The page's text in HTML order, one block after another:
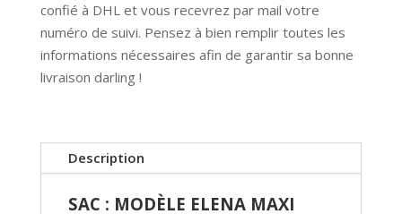
confié à DHL et vous recevrez par mail votre
numéro de suivi. Pensez à bien remplir toutes les
informations nécessaires afin de garantir sa bonne
livraison darling !
Description
SAC : MODÈLE ELENA MAXI